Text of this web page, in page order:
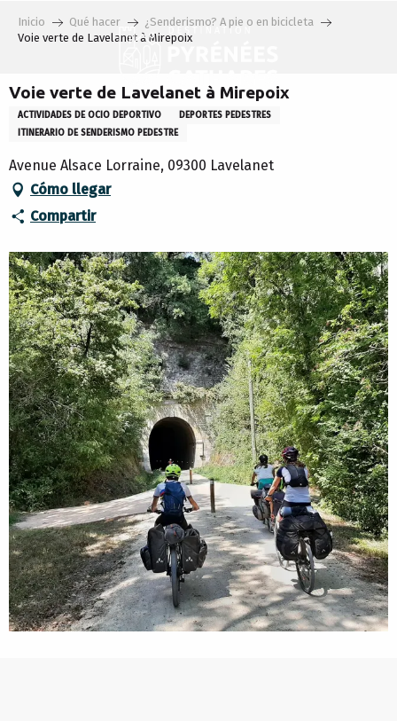
Inicio Qué hacer
¿Senderismo? A pie o en bicicleta
Voie verte de Lavelanet à Mirepoix
Voie verte de Lavelanet à Mirepoix
ACTIVIDADES DE OCIO DEPORTIVO
DEPORTES PEDESTRES
ITINERARIO DE SENDERISMO PEDESTRE
Avenue Alsace Lorraine, 09300 Lavelanet
Cómo llegar
Compartir